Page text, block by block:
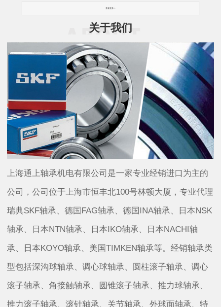
查看更多>>
关于我们
上海通上轴承机电有限公司是一家专业经销进口为主的
公司，公司位于上海市恒丰北100号林顿大厦，专业代理
瑞典SKF轴承、德国FAG轴承、德国INA轴承、日本NSK
轴承、日本NTN轴承、日本IKO轴承、日本NACHI轴
承、日本KOYO轴承、美国TIMKEN轴承等。经销轴承类
型包括深沟球轴承、调心球轴承、圆柱滚子轴承、调心
滚子轴承、角接触轴承、圆锥滚子轴承、推力球轴承、
推力滚子轴承、滚针轴承、关节轴承、外球面轴承、特